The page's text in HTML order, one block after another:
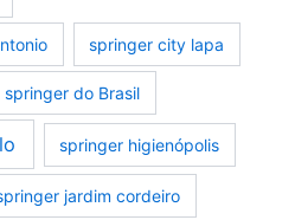
springer city lapa
springer do Brasil
springer higienópolis
jardim cordeiro